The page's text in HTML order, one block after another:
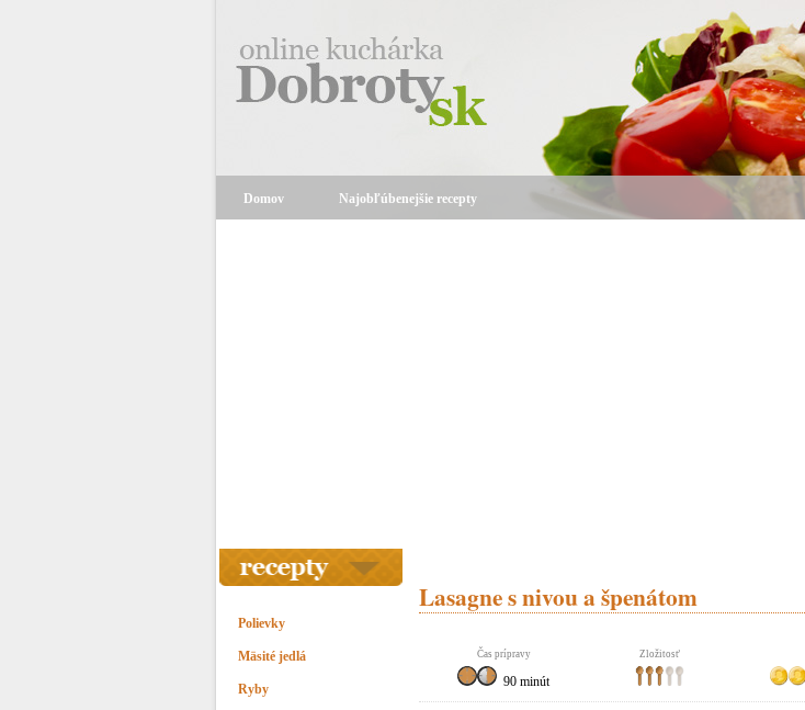
Domov Najobľúbenejšie recepty
Polievky
Mäsité jedlá
Ryby
Lasagne s nivou a špenátom
Čas prípravy Zložitosť
90 minút